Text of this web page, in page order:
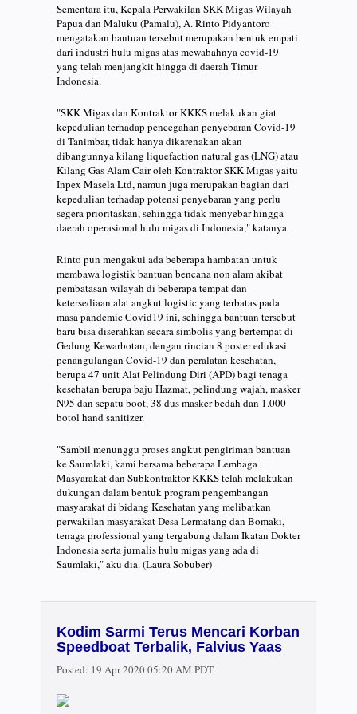
Sementara itu, Kepala Perwakilan SKK Migas Wilayah
Papua dan Maluku (Pamalu), A. Rinto Pidyantoro
mengatakan bantuan tersebut merupakan bentuk empati
dari industri hulu migas atas mewabahnya covid-19
yang telah menjangkit hingga di daerah Timur
Indonesia.
"SKK Migas dan Kontraktor KKKS melakukan giat
kepedulian terhadap pencegahan penyebaran Covid-19
di Tanimbar, tidak hanya dikarenakan akan
dibangunnya kilang liquefaction natural gas (LNG) atau
Kilang Gas Alam Cair oleh Kontraktor SKK Migas yaitu
Inpex Masela Ltd, namun juga merupakan bagian dari
kepedulian terhadap potensi penyebaran yang perlu
segera prioritaskan, sehingga tidak menyebar hingga
daerah operasional hulu migas di Indonesia," katanya.
Rinto pun mengakui ada beberapa hambatan untuk
membawa logistik bantuan bencana non alam akibat
pembatasan wilayah di beberapa tempat dan
ketersediaan alat angkut logistic yang terbatas pada
masa pandemic Covid19 ini, sehingga bantuan tersebut
baru bisa diserahkan secara simbolis yang bertempat di
Gedung Kewarbotan, dengan rincian 8 poster edukasi
penangulangan Covid-19 dan peralatan kesehatan,
berupa 47 unit Alat Pelindung Diri (APD) bagi tenaga
kesehatan berupa baju Hazmat, pelindung wajah, masker
N95 dan sepatu boot, 38 dus masker bedah dan 1.000
botol hand sanitizer.
"Sambil menunggu proses angkut pengiriman bantuan
ke Saumlaki, kami bersama beberapa Lembaga
Masyarakat dan Subkontraktor KKKS telah melakukan
dukungan dalam bentuk program pengembangan
masyarakat di bidang Kesehatan yang melibatkan
perwakilan masyarakat Desa Lermatang dan Bomaki,
tenaga professional yang tergabung dalam Ikatan Dokter
Indonesia serta jurnalis hulu migas yang ada di
Saumlaki," aku dia. (Laura Sobuber)
Kodim Sarmi Terus Mencari Korban
Speedboat Terbalik, Falvius Yaas
Posted: 19 Apr 2020 05:20 AM PDT